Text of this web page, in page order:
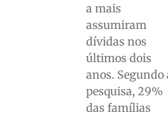
a mais
assumiram
dívidas nos
últimos dois
anos. Segundo
pesquisa, 29%
das famílias